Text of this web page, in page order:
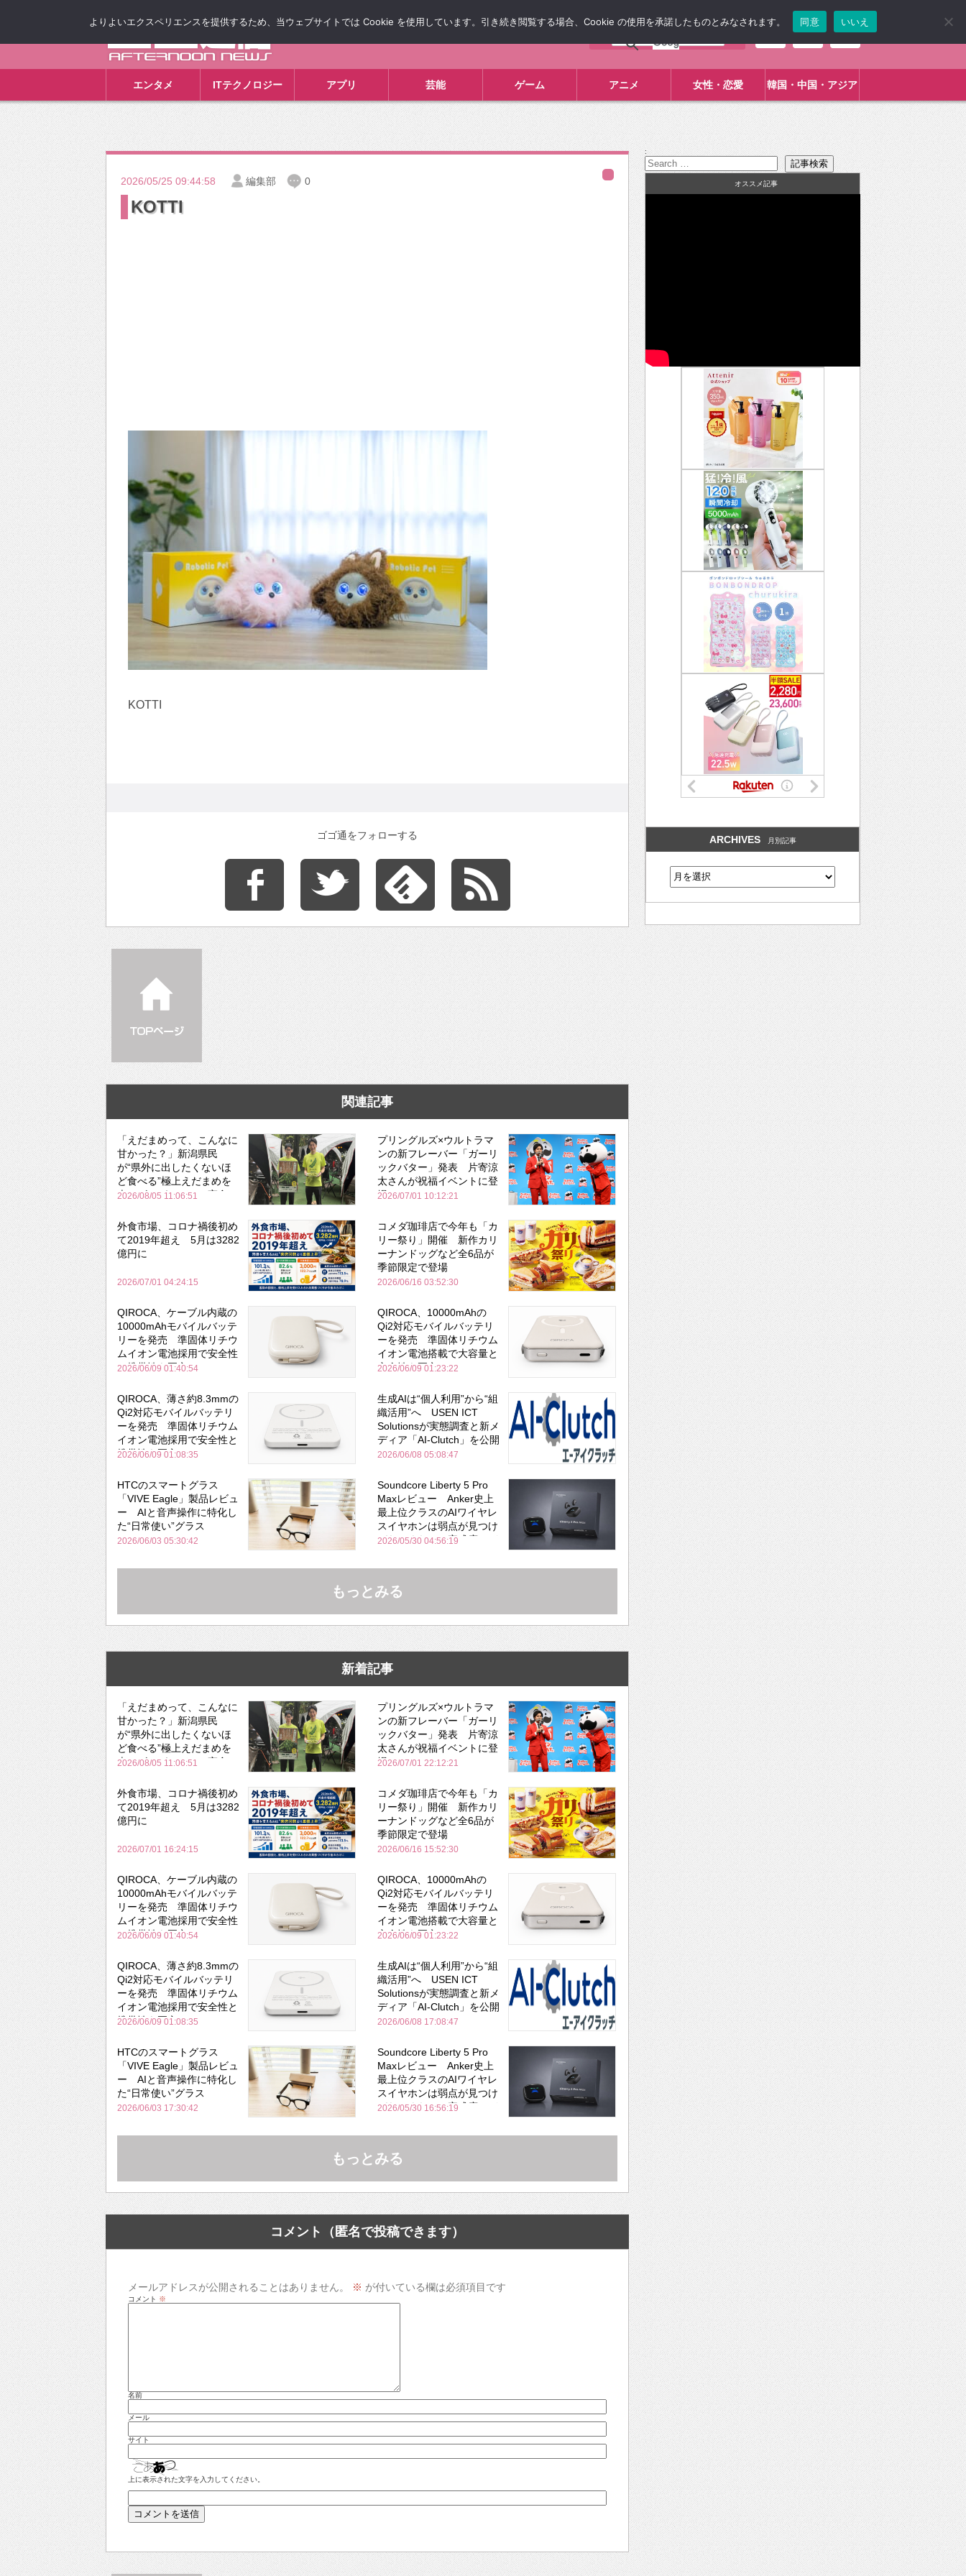
エンタメ ITテクノロジー アプリ 芸能 ゲーム アニメ 女性・恋愛 韓国・中国・アジア
2026/05/25 09:44:58 編集部 0
KOTTI
KOTTI
ゴゴ通をフォローする
関連記事
「えだまめって、こんなに
甘かった？」新潟県民
が“県外に出したくないほ
ど食べる”極上えだまめを
森のビアガーデンで実食
2026/08/05 11:06:51
プリングルズ×ウルトラマ
ンの新フレーバー「ガーリ
ックバター」発表 片寄涼
太さんが祝福イベントに登
場
2026/07/01 10:12:21
外食市場、コロナ禍後初め
て2019年超え 5月は3282
億円に
2026/07/01 04:24:15
コメダ珈琲店で今年も「カ
リー祭り」開催 新作カリ
ーナンドッグなど全6品が
季節限定で登場
2026/06/16 03:52:30
QIROCA、ケーブル内蔵の
10000mAhモバイルバッテ
リーを発売 準固体リチウ
ムイオン電池採用で安全性
と携帯性を両立
2026/06/09 01:40:54
QIROCA、10000mAhの
Qi2対応モバイルバッテリ
ーを発売 準固体リチウム
イオン電池搭載で大容量と
安全性を両立
2026/06/09 01:23:22
QIROCA、薄さ約8.3mmの
Qi2対応モバイルバッテリ
ーを発売 準固体リチウム
イオン電池採用で安全性と
携帯性を両立
2026/06/09 01:08:35
生成AIは“個人利用”から“組
織活用”へ USEN ICT
Solutionsが実態調査と新メ
ディア「AI-Clutch」を公開
2026/06/08 05:08:47
HTCのスマートグラス
「VIVE Eagle」製品レビュ
ー AIと音声操作に特化し
た“日常使い”グラス
2026/06/03 05:30:42
Soundcore Liberty 5 Pro
Maxレビュー Anker史上
最上位クラスのAIワイヤレ
スイヤホンは弱点が見つけ
づらいくらいの完成度にび
Bose並み
2026/05/30 04:56:19
もっとみる
新着記事
「えだまめって、こんなに
甘かった？」新潟県民
が“県外に出したくないほ
ど食べる”極上えだまめを
森のビアガーデンで実食
2026/08/05 11:06:51
プリングルズ×ウルトラマ
ンの新フレーバー「ガーリ
ックバター」発表 片寄涼
太さんが祝福イベントに登
場
2026/07/01 22:12:21
外食市場、コロナ禍後初め
て2019年超え 5月は3282
億円に
2026/07/01 16:24:15
コメダ珈琲店で今年も「カ
リー祭り」開催 新作カリ
ーナンドッグなど全6品が
季節限定で登場
2026/06/16 15:52:30
QIROCA、ケーブル内蔵の
10000mAhモバイルバッテ
リーを発売 準固体リチウ
ムイオン電池採用で安全性
と携帯性を両立
2026/06/09 01:40:54
QIROCA、10000mAhの
Qi2対応モバイルバッテリ
ーを発売 準固体リチウム
イオン電池搭載で大容量と
安全性を両立
2026/06/09 01:23:22
QIROCA、薄さ約8.3mmの
Qi2対応モバイルバッテリ
ーを発売 準固体リチウム
イオン電池採用で安全性と
携帯性を両立
2026/06/09 01:08:35
生成AIは“個人利用”から“組
織活用”へ USEN ICT
Solutionsが実態調査と新メ
ディア「AI-Clutch」を公開
2026/06/08 17:08:47
HTCのスマートグラス
「VIVE Eagle」製品レビュ
ー AIと音声操作に特化し
た“日常使い”グラス
2026/06/03 17:30:42
Soundcore Liberty 5 Pro
Maxレビュー Anker史上
最上位クラスのAIワイヤレ
スイヤホンは弱点が見つけ
づらいくらいの完成度にび
Bose並み
2026/05/30 16:56:19
もっとみる
コメント（匿名で投稿できます）
メールアドレスが公開されることはありません。 ※ が付いている欄は必須項目です
コメント ※
名前
メール
サイト
上に表示された文字を入力してください。
:
オススメ記事
ARCHIVES 月別記事
よりよいエクスペリエンスを提供するため、当ウェブサイトでは Cookie を使用しています。引き続き閲覧する場合、Cookie の使用を承諾したものとみなされます。 同意 いいえ